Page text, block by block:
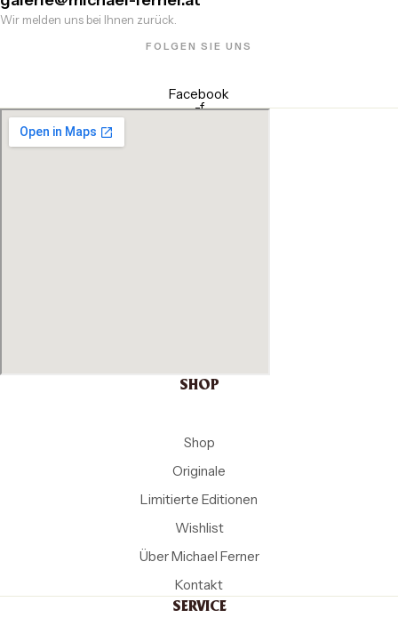
Wir melden uns bei Ihnen zurück.
FOLGEN SIE UNS
Facebook
-f
SHOP
Shop
Originale
Limitierte Editionen
Wishlist
Über Michael Ferner
Kontakt
SERVICE